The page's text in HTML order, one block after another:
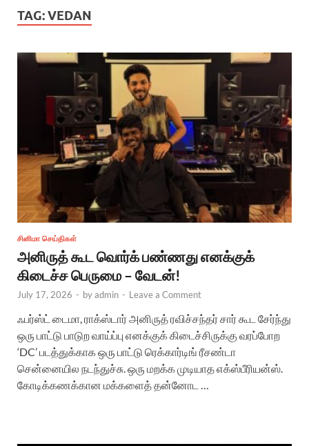
TAG:VEDAN
சினிமா செய்திகள்
அனிருத் கூட வொர்க் பண்ணது எனக்குக்
கிடைச்ச பெருமை – வேடன்!
July 17, 2026 - byadmin - Leave a Comment
ஃபர்ஸ்ட் டைமா, ராக்ஸ்டார் அனிருத் ரவிச்சந்தர் சார் கூட சேர்ந்து
ஒரு பாட்டு பாடுற வாய்ப்பு எனக்குக் கிடைச்சிருக்கு வரப்போற
‘DC’ படத்துக்காக ஒரு பாட்டு ரெக்கார்டிங் ரீசண்டா
சென்னையில நடந்துச்சு. ஒரு மறக்க முடியாத எக்ஸ்பீரியன்ஸ்.
கோடிக்கணக்கான மக்களைத் தன்னோட …